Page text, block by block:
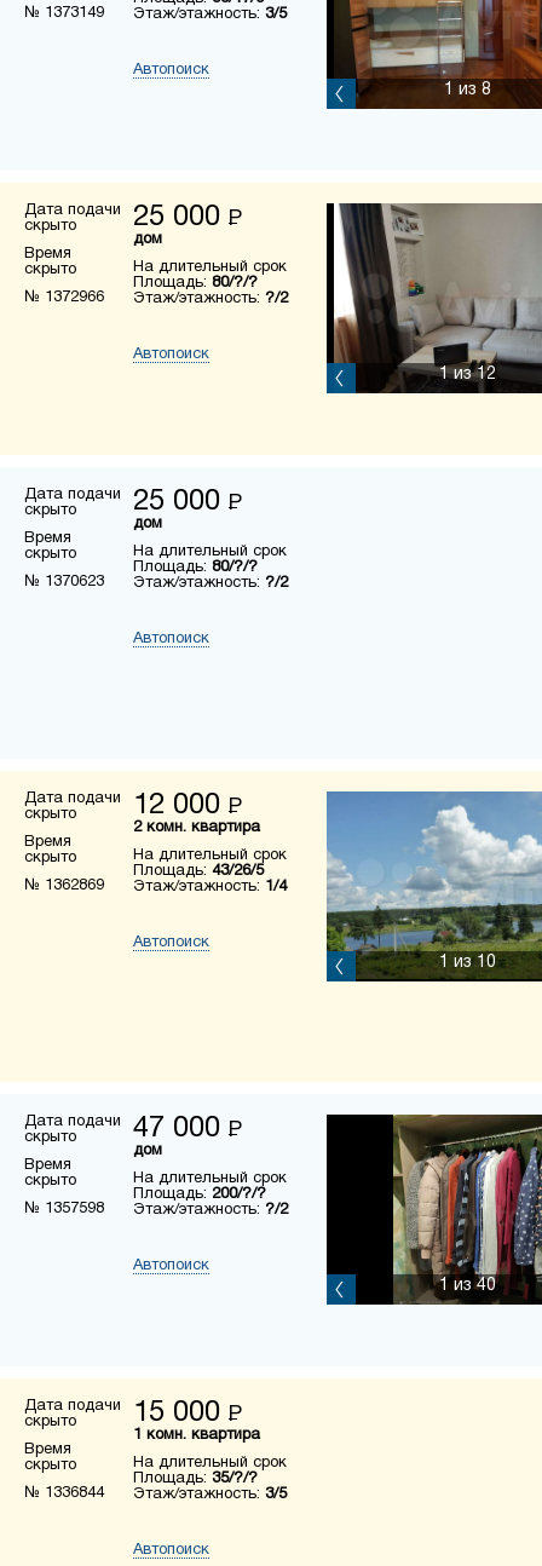
№ 1373149
Этаж/этажность: 3/5
Автопоиск
1 из 8
Дата подачи
скрыто
Время
скрыто
№ 1372966
25 000 Р
дом
На длительный срок
Площадь: 80/?/?
Этаж/этажность: ?/2
Автопоиск
1из 12
Дата подачи
скрыто
Время
скрыто
№ 1370623
25 000 Р
дом
На длительный срок
Площадь: 80/?/?
Этаж/этажность: ?/2
Автопоиск
Дата подачи
скрыто
Время
скрыто
№ 1362869
12 000 Р
2 комн. квартира
На длительный срок
Площадь: 43/26/5
Этаж/этажность: 1/4
Автопоиск
1 из 10
Дата подачи
скрыто
Время
скрыто
№ 1357598
47 000 Р
дом
На длительный срок
Площадь: 200/?/?
Этаж/этажность: ?/2
Автопоиск
1из 40
Дата подачи
скрыто
Время
скрыто
№ 1336844
15 000 Р
1 комн. квартира
На длительный срок
Площадь: 35/?/?
Этаж/этажность: 3/5
Автопоиск